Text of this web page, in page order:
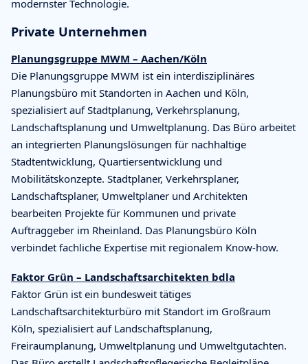
modernster Technologie.
Private Unternehmen
Planungsgruppe MWM – Aachen/Köln
Die Planungsgruppe MWM ist ein interdisziplinäres
Planungsbüro mit Standorten in Aachen und Köln,
spezialisiert auf Stadtplanung, Verkehrsplanung,
Landschaftsplanung und Umweltplanung. Das Büro arbeitet
an integrierten Planungslösungen für nachhaltige
Stadtentwicklung, Quartiersentwicklung und
Mobilitätskonzepte. Stadtplaner, Verkehrsplaner,
Landschaftsplaner, Umweltplaner und Architekten
bearbeiten Projekte für Kommunen und private
Auftraggeber im Rheinland. Das Planungsbüro Köln
verbindet fachliche Expertise mit regionalem Know-how.
Faktor Grün – Landschaftsarchitekten bdla
Faktor Grün ist ein bundesweit tätiges
Landschaftsarchitekturbüro mit Standort im Großraum
Köln, spezialisiert auf Landschaftsplanung,
Freiraumplanung, Umweltplanung und Umweltgutachten.